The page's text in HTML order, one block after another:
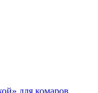
для комаров